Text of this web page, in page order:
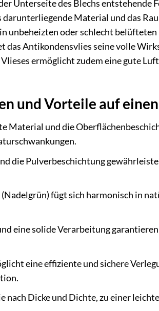
Unterseite des Blechs
Material und das
unbeheizten oder schlecht
Antikondensvlies seine volle
ermöglicht zudem eine gute
und Vorteile auf
Material und die
die Pulverbeschichtung
fügt sich harmonisch in
eine solide Verarbeitung
eine effiziente und sichere
nach Dicke und Dichte, zu einer